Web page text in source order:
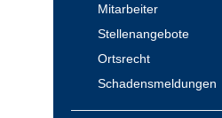
Mitarbeiter
Stellenangebote
Ortsrecht
Schadensmeldungen